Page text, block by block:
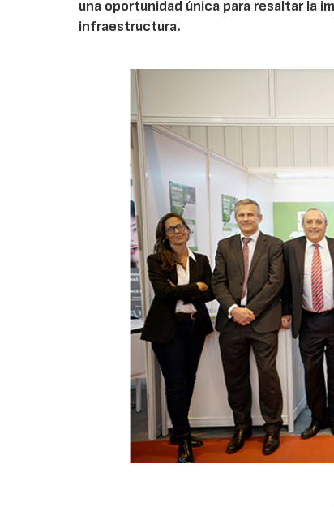
una oportunidad única para resaltar la
infraestructura.